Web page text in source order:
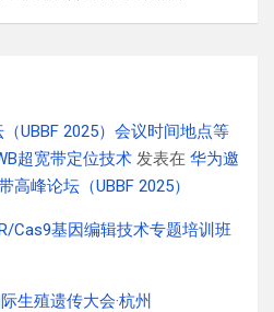
UBBF 2025）会议时间地点等
超宽带定位技术 发表在 华为邀
峰论坛（UBBF 2025）
Cas9基因编辑技术专题培训班
生殖遗传大会·杭州